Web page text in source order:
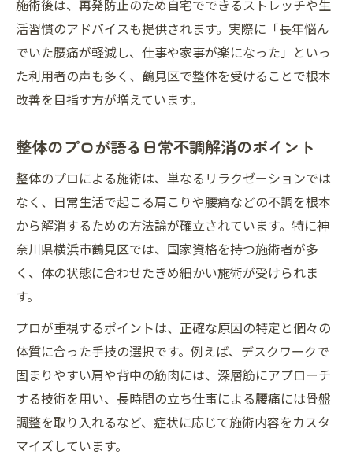
整体で女性の健康美を支える工夫と技術
鶴見で整体を選ぶ際に知りたい保険適用の可能
性
整体の保険適用条件と選び方のポイントを
整体で保険活用が可能なケースと確認方法
整体の保険適用に関する最新情報と注意点
整体のプロが語る保険利用時の注意事項
整体院を選ぶ際に保険適用を上手に活かす
コツ
本格整体がもたらす再発防止の新常識
ーチ
整体のプロが伝授する長期的な不調予防法
整体と自宅エクササイズで再発防止を強化
整体で姿勢改善がもたらす再発予防の効果
整体とセルフケアの連携が重要な理由
施術後は、再発防止のため自宅でできるストレッチや生
活習慣のアドバイスも提供されます。実際に「長年悩ん
でいた腰痛が軽減し、仕事や家事が楽になった」といっ
た利用者の声も多く、鶴見区で整体を受けることで根本
改善を目指す方が増えています。
整体のプロが語る日常不調解消のポイント
整体のプロによる施術は、単なるリラクゼーションでは
なく、日常生活で起こる肩こりや腰痛などの不調を根本
から解消するための方法論が確立されています。特に神
奈川県横浜市鶴見区では、国家資格を持つ施術者が多
く、体の状態に合わせたきめ細かい施術が受けられま
す。
プロが重視するポイントは、正確な原因の特定と個々の
体質に合った手技の選択です。例えば、デスクワークで
固まりやすい肩や背中の筋肉には、深層筋にアプローチ
する技術を用い、長時間の立ち仕事による腰痛には骨盤
調整を取り入れるなど、症状に応じて施術内容をカスタ
マイズしています。